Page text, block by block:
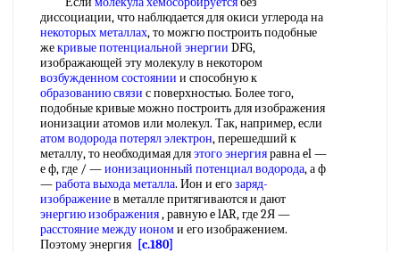
диссоциации, что наблюдается для окиси углерода на
некоторых металлах, то можгю построить подобные
жекривые потенциальной энергии DFG,
изображающей эту молекулу в некотором
возбужденном состоянии и способную к
образованию связи с поверхностью. Более того,
подобные кривые можно построить для изображения
ионизации атомов или молекул. Так, например, если
атом водородапотерял электрон, перешедший к
металлу, то необходимая дляэтого энергияравна el —
е ф, где / —ионизационный потенциал водорода, а ф
—работа выхода металла. Ион и егозаряд-
изображениев металле притягиваются и дают
энергию изображения, равную e lAR, где 2Я —
расстояние между иономи его изображением.
Поэтому энергия [c.180]